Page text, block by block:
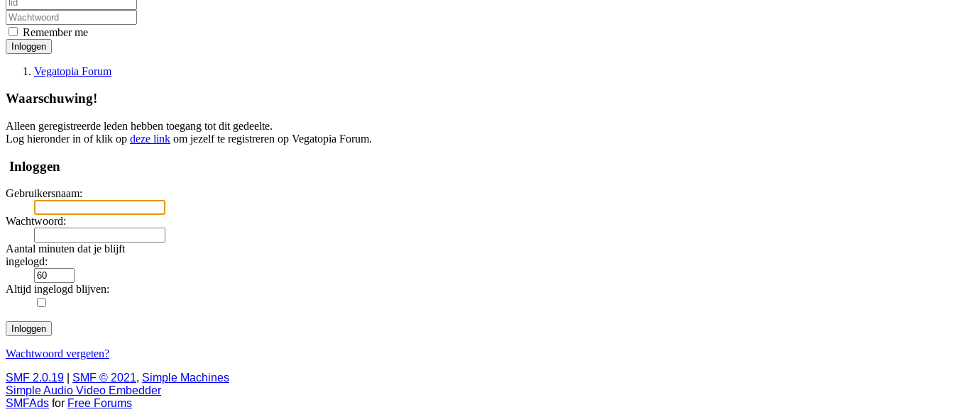
Remember me
Inloggen
Vegatopia Forum
Waarschuwing!
Alleen geregistreerde leden hebben toegang tot dit gedeelte.
Log hieronder in of klik op deze link om jezelf te registreren op Vegatopia Forum.
Inloggen
Gebruikersnaam:
Wachtwoord:
Aantal minuten dat je blijft
ingelogd:
Altijd ingelogd blijven:
Wachtwoord vergeten?
SMF 2.0.19
SMF © 2021, Simple Machines
Simple Audio Video Embedder
SMFAds for Free Forums